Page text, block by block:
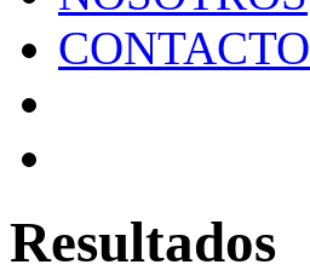
CONTACTO
Resultados